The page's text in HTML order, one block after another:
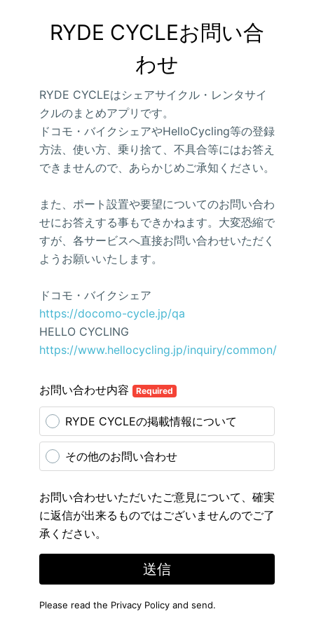
RYDE CYCLEお問い合
わせ
RYDE CYCLEはシェアサイクル・レンタサイ
クルのまとめアプリです。
ドコモ・バイクシェアやHelloCycling等の登録
方法、使い方、乗り捨て、不具合等にはお答え
できませんので、あらかじめご承知ください。
また、ポート設置や要望についてのお問い合わ
せにお答えする事もできかねます。大変恐縮で
すが、各サービスへ直接お問い合わせいただく
ようお願いいたします。
ドコモ・バイクシェア
https://docomo-cycle.jp/qa
HELLO CYCLING
https://www.hellocycling.jp/inquiry/common/
お問い合わせ内容 Required
RYDE CYCLEの掲載情報について
その他のお問い合わせ
お問い合わせいただいたご意見について、確実
に返信が出来るものではございませんのでご了
承ください。
送信
Please read the Privacy Policy and send.